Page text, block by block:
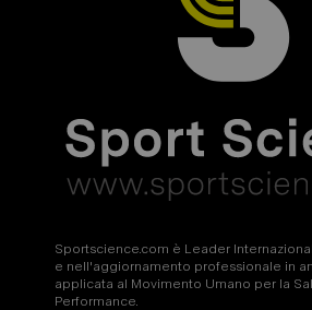
Ruolo e funzione della fascia
Alterazioni delle catene miofasciali
Osservazione e test statici
Test statico-dinamici
Scheda di valutazione e griglia
Fase di intervento
Sportscience.com è Leader
e nell'aggiornamento professionale in
applicata al Movimento Umano per la
Performance.